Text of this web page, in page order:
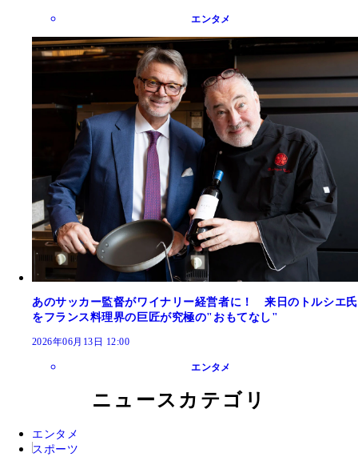
エンタメ
あのサッカー監督がワイナリー経営者に！ 来日のトルシエ氏
をフランス料理界の巨匠が究極の"おもてなし"
2026年06月13日 12:00
エンタメ
ニュースカテゴリ
エンタメ
スポーツ